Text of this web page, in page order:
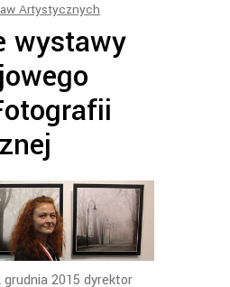
Artystycznych
wystawy
2015 dyrektor